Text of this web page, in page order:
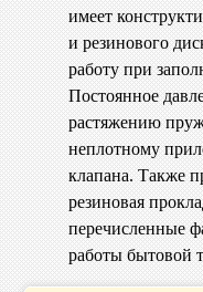
имеет
и резинового
работу при
Постоянное
растяжению
неплотному
клапана. Также
резиновая
перечисленные
работы бытовой